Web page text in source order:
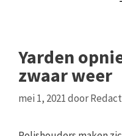
Yarden
zwaar weer
mei 1, 2021door